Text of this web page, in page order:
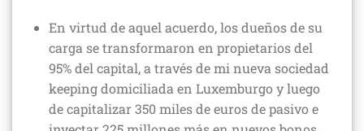
En virtud de aquel acuerdo, los dueños de su
carga se transformaron en propietarios del
95% del capital, a través de mi nueva sociedad
keeping domiciliada en Luxemburgo y luego
de capitalizar 350 miles de euros de pasivo e